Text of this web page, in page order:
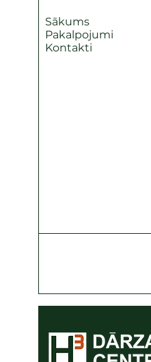
Sākums
Pakalpojumi
Kontakti